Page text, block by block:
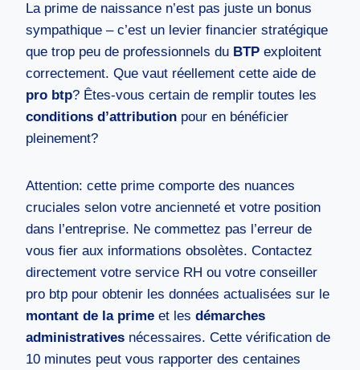
La prime de naissance n’est pas juste un bonus
sympathique – c’est un levier financier stratégique
que trop peu de professionnels du BTP exploitent
correctement. Que vaut réellement cette aide de
pro btp? Êtes-vous certain de remplir toutes les
conditions d’attribution pour en bénéficier
pleinement?
Attention: cette prime comporte des nuances
cruciales selon votre ancienneté et votre position
dans l’entreprise. Ne commettez pas l’erreur de
vous fier aux informations obsolètes. Contactez
directement votre service RH ou votre conseiller
pro btp pour obtenir les données actualisées sur le
montant de la prime et les démarches
administratives nécessaires. Cette vérification de
10 minutes peut vous rapporter des centaines